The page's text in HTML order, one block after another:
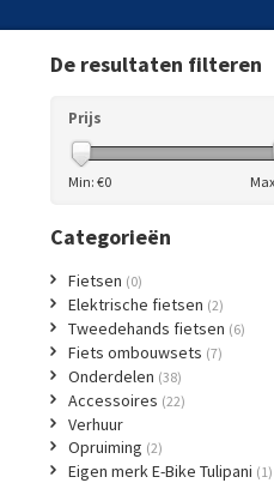
De resultaten filteren
Prijs
Min: €0
Categorieën
Fietsen (0)
Elektrische fietsen (2)
Tweedehands fietsen (6)
Fiets ombouwsets (7)
Onderdelen (38)
Accessoires (22)
Verhuur
Opruiming (2)
Eigen merk E-Bike Tulipani (1)